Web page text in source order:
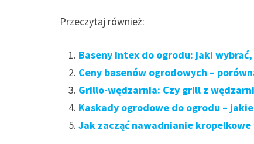
Przeczytaj również:
Baseny Intex do ogrodu: jaki
Ceny basenów ogrodowych –
Grillo-wędzarnia: Czy grill z
Kaskady ogrodowe do ogrodu –
Jak zacząć nawadnianie kropelkowe